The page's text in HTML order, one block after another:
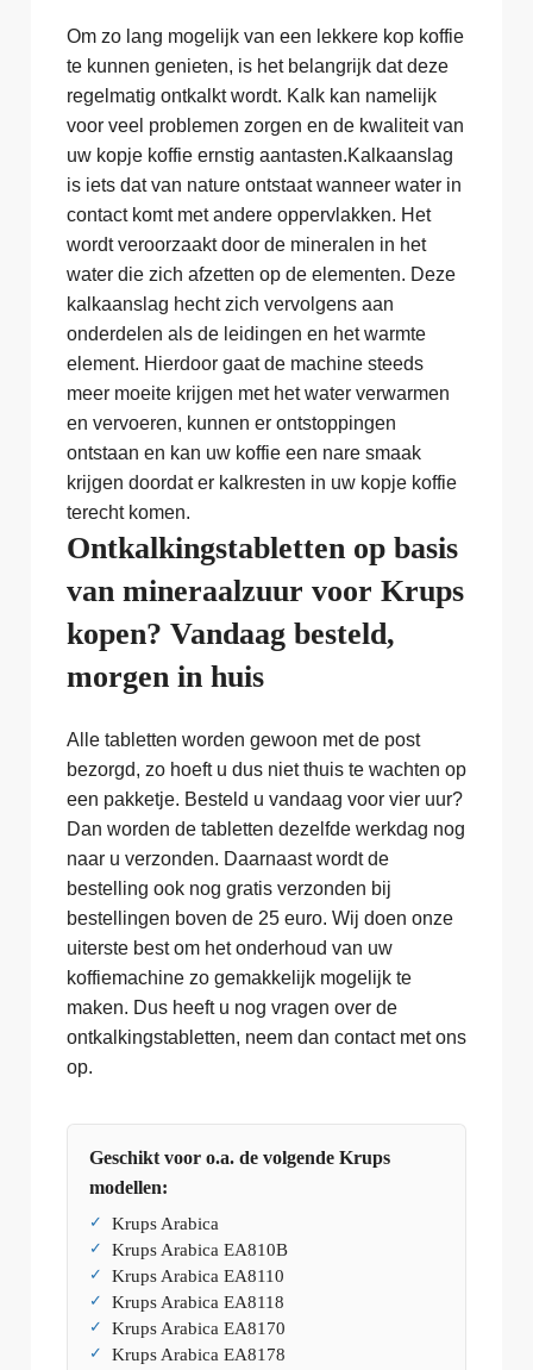
Om zo lang mogelijk van een lekkere kop koffie
te kunnen genieten, is het belangrijk dat deze
regelmatig ontkalkt wordt. Kalk kan namelijk
voor veel problemen zorgen en de kwaliteit van
uw kopje koffie ernstig aantasten.Kalkaanslag
is iets dat van nature ontstaat wanneer water in
contact komt met andere oppervlakken. Het
wordt veroorzaakt door de mineralen in het
water die zich afzetten op de elementen. Deze
kalkaanslag hecht zich vervolgens aan
onderdelen als de leidingen en het warmte
element. Hierdoor gaat de machine steeds
meer moeite krijgen met het water verwarmen
en vervoeren, kunnen er ontstoppingen
ontstaan en kan uw koffie een nare smaak
krijgen doordat er kalkresten in uw kopje koffie
terecht komen.
Ontkalkingstabletten op basis
van mineraalzuur voor Krups
kopen? Vandaag besteld,
morgen in huis
Alle tabletten worden gewoon met de post
bezorgd, zo hoeft u dus niet thuis te wachten op
een pakketje. Besteld u vandaag voor vier uur?
Dan worden de tabletten dezelfde werkdag nog
naar u verzonden. Daarnaast wordt de
bestelling ook nog gratis verzonden bij
bestellingen boven de 25 euro. Wij doen onze
uiterste best om het onderhoud van uw
koffiemachine zo gemakkelijk mogelijk te
maken. Dus heeft u nog vragen over de
ontkalkingstabletten, neem dan contact met ons
op.
Geschikt voor o.a. de volgende Krups
modellen:
Krups Arabica
Krups Arabica EA810B
Krups Arabica EA8110
Krups Arabica EA8118
Krups Arabica EA8170
Krups Arabica EA8178